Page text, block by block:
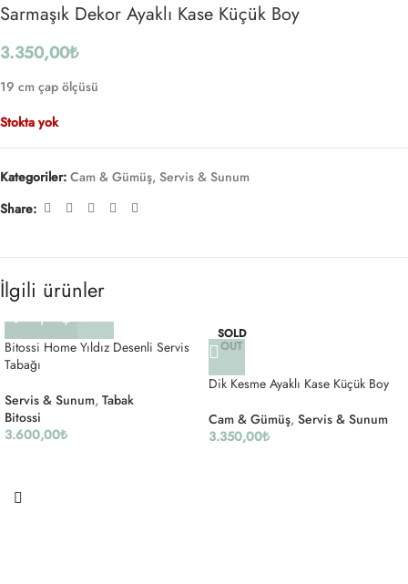
Sarmaşık Dekor Ayaklı Kase Küçük Boy
3.350,00₺
19 cm çap ölçüsü
Stokta yok
Kategoriler: Cam & Gümüş, Servis & Sunum
Share:
İlgili ürünler
Bitossi Home Yıldız Desenli Servis
Tabağı
Servis & Sunum, Tabak
Bitossi
3.600,00₺
SOLD
OUT
Dik Kesme Ayaklı Kase Küçük Boy
Cam & Gümüş, Servis & Sunum
3.350,00₺